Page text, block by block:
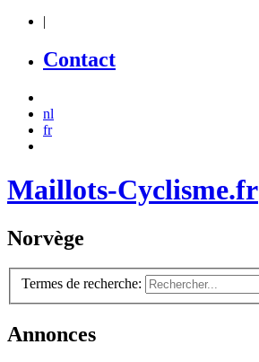
|
Contact
nl
fr
Maillots-Cyclisme.fr
Norvège
Termes de recherche:
Annonces